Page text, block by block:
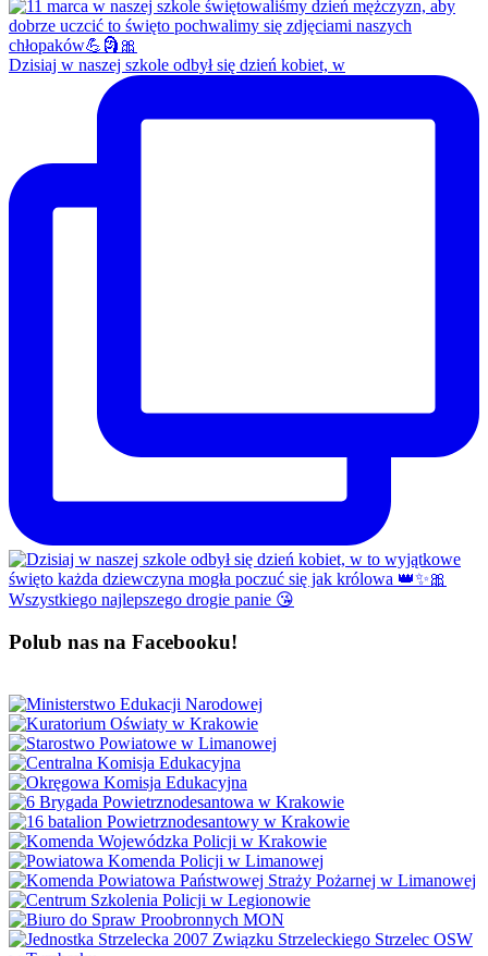
Dzisiaj w naszej szkole odbył się dzień kobiet, w
Polub nas na Facebooku!